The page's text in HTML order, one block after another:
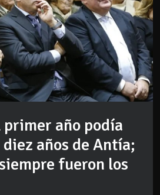
primer año podía
años de Antía;
fueron los